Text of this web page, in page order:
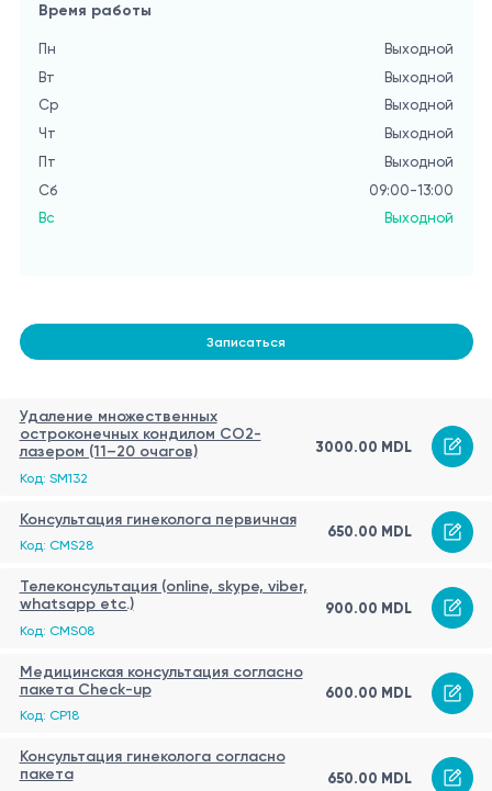
Время работы
Пн
Выходной
Вт
Выходной
Ср
Выходной
Чт
Выходной
Пт
Выходной
Сб
09:00-13:00
Вс
Выходной
Записаться
Удаление множественных
остроконечных кондилом CO2-
лазером (11–20 очагов)
Код: SM132
3000.00 MDL
Консультация гинеколога первичная
Код: CMS28
650.00 MDL
Телеконсультация (online, skype, viber,
whatsapp etc.)
Код: CMS08
900.00 MDL
Медицинская консультация согласно
пакета Check-up
Код: CP18
600.00 MDL
Консультация гинеколога согласно
пакета
650.00 MDL